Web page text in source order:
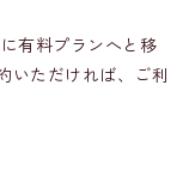
有料プランへと移
いただければ、ご利